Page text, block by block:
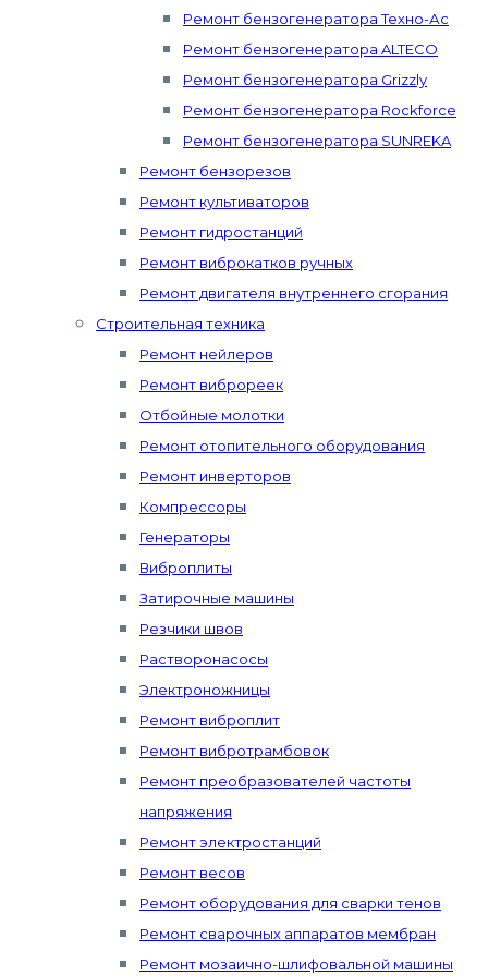
Ремонт бензогенератора Техно-Ас
Ремонт бензогенератора ALTECO
Ремонт бензогенератора Grizzly
Ремонт бензогенератора Rockforce
Ремонт бензогенератора SUNREKA
Ремонт бензорезов
Ремонт культиваторов
Ремонт гидростанций
Ремонт виброкатков ручных
Ремонт двигателя внутреннего сгорания
Строительная техника
Ремонт нейлеров
Ремонт виброреек
Отбойные молотки
Ремонт отопительного оборудования
Ремонт инверторов
Компрессоры
Генераторы
Виброплиты
Затирочные машины
Резчики швов
Растворонасосы
Электроножницы
Ремонт виброплит
Ремонт вибротрамбовок
Ремонт преобразователей частоты
напряжения
Ремонт электростанций
Ремонт весов
Ремонт оборудования для сварки тенов
Ремонт сварочных аппаратов мембран
Ремонт мозаично-шлифовальной машины